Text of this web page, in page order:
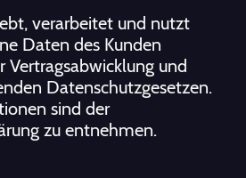
verarbeitet und nutzt
Daten des Kunden
Vertragsabwicklung und
Datenschutzgesetzen.
sind der
zu entnehmen.